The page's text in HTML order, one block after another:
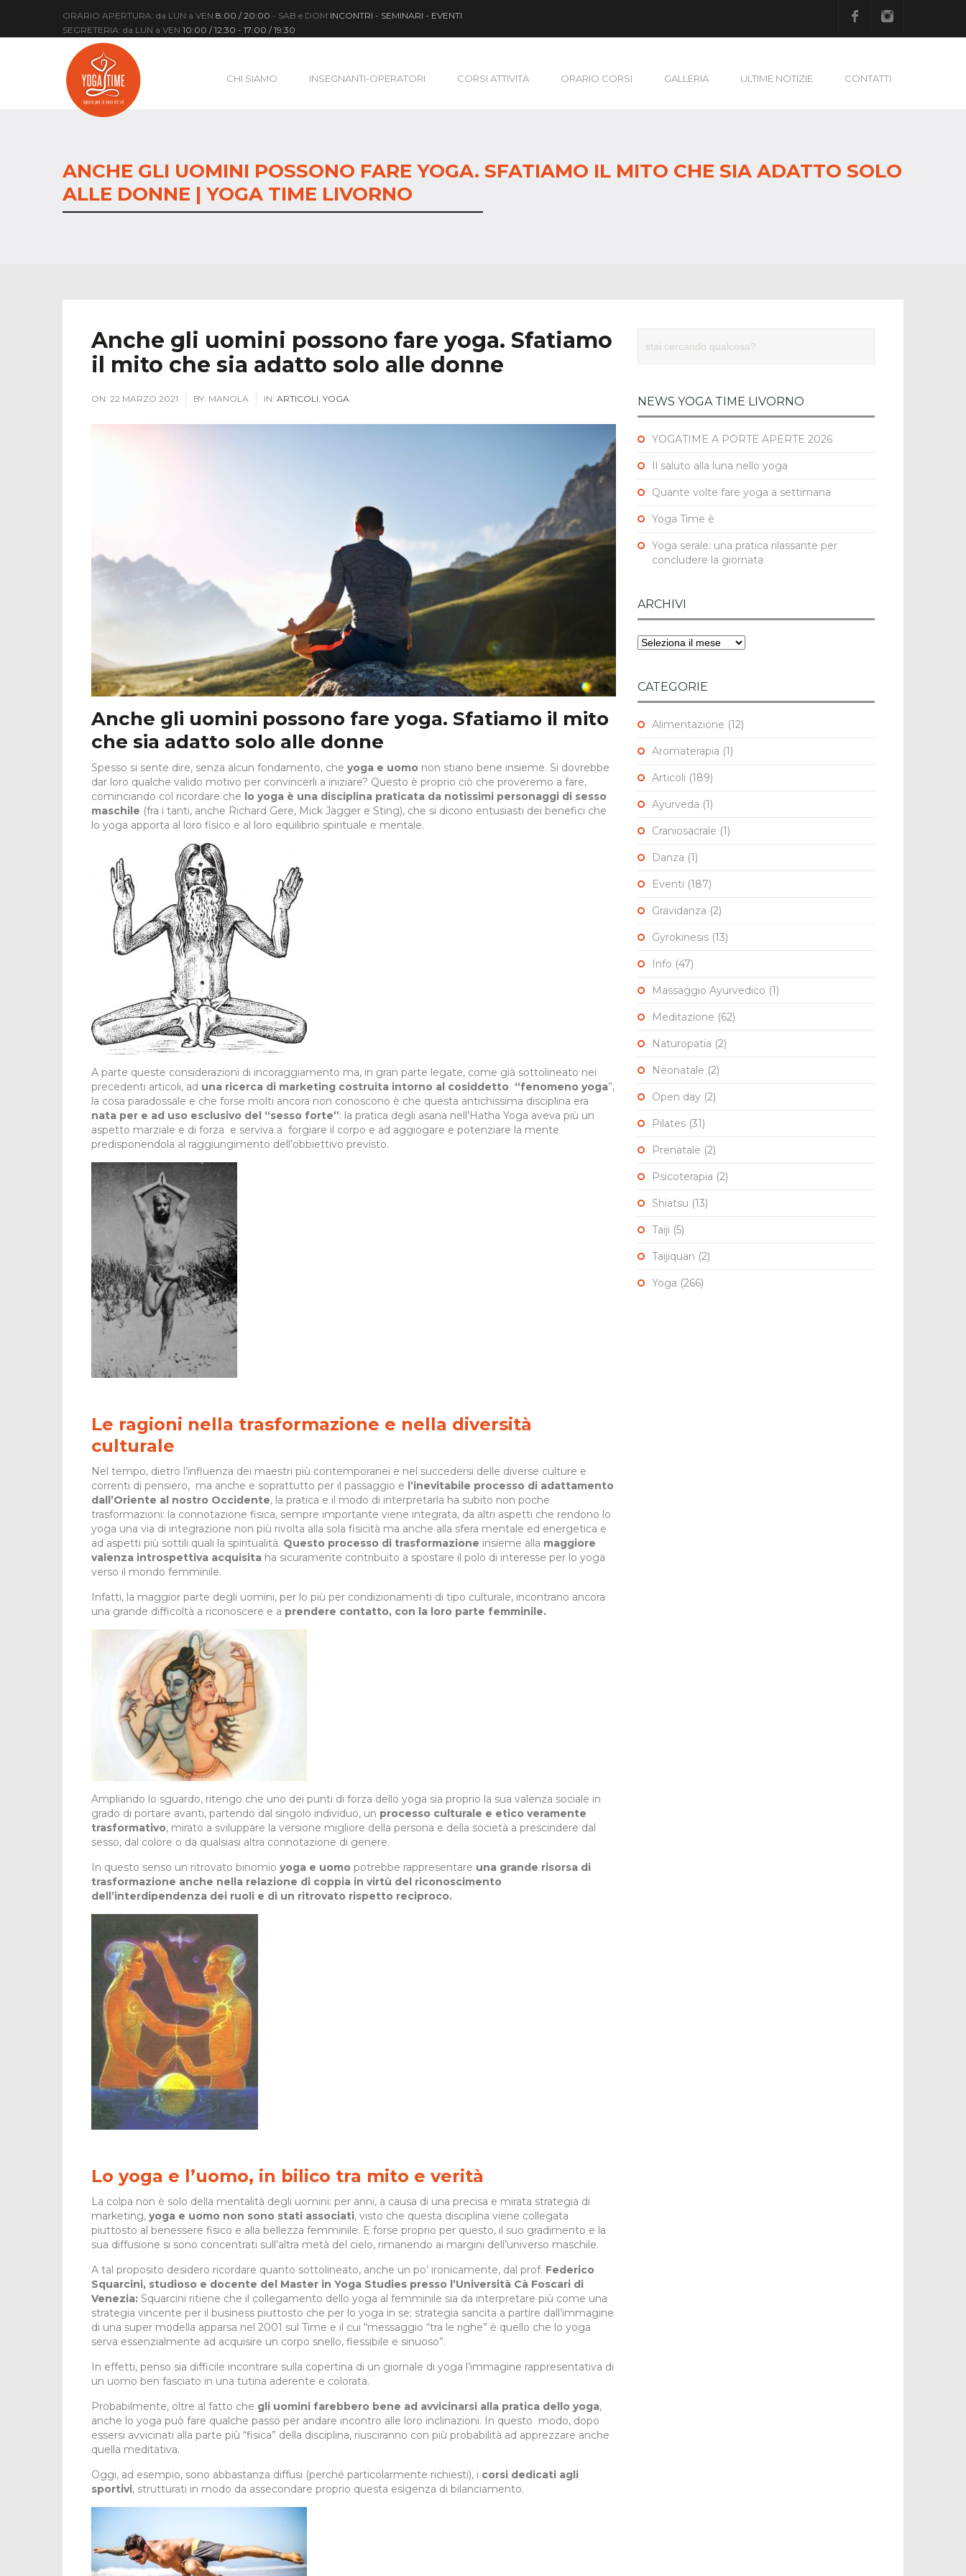
ORARIO APERTURA: da LUN a VEN 8:00 / 20:00 - SAB e DOM INCONTRI - SEMINARI - EVENTI
SEGRETERIA: da LUN a VEN 10:00 / 12:30 - 17:00 / 19:30
Facebook
CHI SIAMO INSEGNANTI-OPERATORI CORSI ATTIVITÀ ORARIO CORSI GALLERIA ULTIME NOTIZIE CONTATTI
ANCHE GLI UOMINI POSSONO FARE YOGA. SFATIAMO IL MITO CHE SIA ADATTO SOLO
ALLE DONNE | YOGA TIME LIVORNO
Anche gli uomini possono fare yoga. Sfatiamo
il mito che sia adatto solo alle donne
ON: 22 MARZO 2021 BY: MANOLA IN: ARTICOLI, YOGA
Anche gli uomini possono fare yoga. Sfatiamo il mito
che sia adatto solo alle donne
Spesso si sente dire, senza alcun fondamento, che yoga e uomo non stiano bene insieme. Si dovrebbe
dar loro qualche valido motivo per convincerli a iniziare? Questo è proprio ciò che proveremo a fare,
cominciando col ricordare che lo yoga è una disciplina praticata da notissimi personaggi di sesso
maschile (fra i tanti, anche Richard Gere, Mick Jagger e Sting), che si dicono entusiasti dei benefici che
lo yoga apporta al loro fisico e al loro equilibrio spirituale e mentale.
A parte queste considerazioni di incoraggiamento ma, in gran parte legate, come già sottolineato nei
precedenti articoli, ad una ricerca di marketing costruita intorno al cosiddetto “fenomeno yoga”,
la cosa paradossale e che forse molti ancora non conoscono è che questa antichissima disciplina era
nata per e ad uso esclusivo del “sesso forte”: la pratica degli asana nell’Hatha Yoga aveva più un
aspetto marziale e di forza e serviva a forgiare il corpo e ad aggiogare e potenziare la mente
predisponendola al raggiungimento dell’obbiettivo previsto.
Le ragioni nella trasformazione e nella diversità
culturale
Nel tempo, dietro l’influenza dei maestri più contemporanei e nel succedersi delle diverse culture e
correnti di pensiero, ma anche e soprattutto per il passaggio e l’inevitabile processo di adattamento
dall’Oriente al nostro Occidente, la pratica e il modo di interpretarla ha subito non poche
trasformazioni: la connotazione fisica, sempre importante viene integrata, da altri aspetti che rendono lo
yoga una via di integrazione non più rivolta alla sola fisicità ma anche alla sfera mentale ed energetica e
ad aspetti più sottili quali la spiritualità. Questo processo di trasformazione insieme alla maggiore
valenza introspettiva acquisita ha sicuramente contribuito a spostare il polo di interesse per lo yoga
verso il mondo femminile.
Infatti, la maggior parte degli uomini, per lo più per condizionamenti di tipo culturale, incontrano ancora
una grande difficoltà a riconoscere e a prendere contatto, con la loro parte femminile.
Ampliando lo sguardo, ritengo che uno dei punti di forza dello yoga sia proprio la sua valenza sociale in
grado di portare avanti, partendo dal singolo individuo, un processo culturale e etico veramente
trasformativo, mirato a sviluppare la versione migliore della persona e della società a prescindere dal
sesso, dal colore o da qualsiasi altra connotazione di genere.
In questo senso un ritrovato binomio yoga e uomo potrebbe rappresentare una grande risorsa di
trasformazione anche nella relazione di coppia in virtù del riconoscimento
dell’interdipendenza dei ruoli e di un ritrovato rispetto reciproco.
Lo yoga e l’uomo, in bilico tra mito e verità
La colpa non è solo della mentalità degli uomini: per anni, a causa di una precisa e mirata strategia di
marketing, yoga e uomo non sono stati associati, visto che questa disciplina viene collegata
piuttosto al benessere fisico e alla bellezza femminile. E forse proprio per questo, il suo gradimento e la
sua diffusione si sono concentrati sull’altra metà del cielo, rimanendo ai margini dell’universo maschile.
A tal proposito desidero ricordare quanto sottolineato, anche un po’ ironicamente, dal prof. Federico
Squarcini, studioso e docente del Master in Yoga Studies presso l’Università Cà Foscari di
Venezia: Squarcini ritiene che il collegamento dello yoga al femminile sia da interpretare più come una
strategia vincente per il business piuttosto che per lo yoga in se; strategia sancita a partire dall’immagine
di una super modella apparsa nel 2001 sul Time e il cui “messaggio “tra le righe” è quello che lo yoga
serva essenzialmente ad acquisire un corpo snello, flessibile e sinuoso”.
In effetti, penso sia difficile incontrare sulla copertina di un giornale di yoga l’immagine rappresentativa di
un uomo ben fasciato in una tutina aderente e colorata.
Probabilmente, oltre al fatto che gli uomini farebbero bene ad avvicinarsi alla pratica dello yoga,
anche lo yoga può fare qualche passo per andare incontro alle loro inclinazioni. In questo modo, dopo
essersi avvicinati alla parte più “fisica” della disciplina, riusciranno con più probabilità ad apprezzare anche
quella meditativa.
Oggi, ad esempio, sono abbastanza diffusi (perché particolarmente richiesti), i corsi dedicati agli
sportivi, strutturati in modo da assecondare proprio questa esigenza di bilanciamento.
NEWS YOGA TIME LIVORNO
YOGATIME A PORTE APERTE 2026
Il saluto alla luna nello yoga
Quante volte fare yoga a settimana
Yoga Time è
Yoga serale: una pratica rilassante per
concludere la giornata
ARCHIVI
Archivi
CATEGORIE
Alimentazione (12)
Aromaterapia (1)
Articoli (189)
Ayurveda (1)
Craniosacrale (1)
Danza (1)
Eventi (187)
Gravidanza (2)
Gyrokinesis (13)
Info (47)
Massaggio Ayurvedico (1)
Meditazione (62)
Naturopatia (2)
Neonatale (2)
Open day (2)
Pilates (31)
Prenatale (2)
Psicoterapia (2)
Shiatsu (13)
Taiji (5)
Taijiquan (2)
Yoga (266)